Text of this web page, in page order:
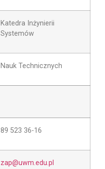
Katedra Inżynierii
Systemów
Nauk Technicznych
89 523 36-16
zap@uwm.edu.pl